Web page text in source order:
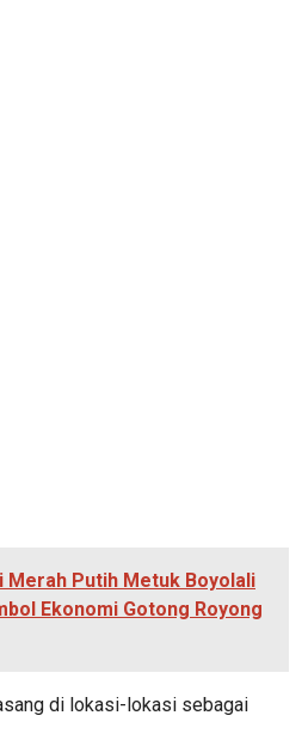
Merah Putih Metuk Boyolali
Ekonomi Gotong Royong
di lokasi-lokasi sebagai